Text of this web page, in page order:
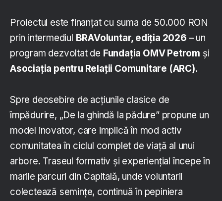
Proiectul este finanțat cu suma de 50.000 RON
prin intermediul BRAVoluntar, ediția 2026 – un
program dezvoltat de Fundația OMV Petrom și
Asociația pentru Relații Comunitare (ARC).
Spre deosebire de acțiunile clasice de
împădurire, „De la ghindă la pădure” propune un
model inovator, care implică în mod activ
comunitatea în ciclul complet de viață al unui
arbore. Traseul formativ și experiențial începe în
marile parcuri din Capitală, unde voluntarii
colectează semințe, continuă în pepiniera